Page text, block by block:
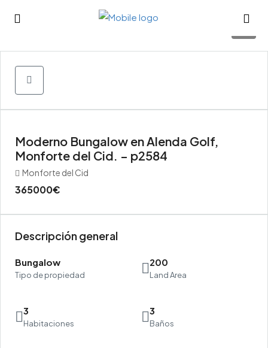
Moderno Bungalow en Alenda Golf,
Monforte del Cid. – p2584
Monforte del Cid
365000€
Descripción general
Bungalow
Tipo de propiedad
200
Land Area
3
Habitaciones
3
Baños